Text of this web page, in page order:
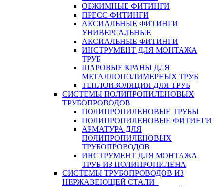
ОБЖИМНЫЕ ФИТИНГИ
ПРЕСС-ФИТИНГИ
АКСИАЛЬНЫЕ ФИТИНГИ
УНИВЕРСАЛЬНЫЕ
АКСИАЛЬНЫЕ ФИТИНГИ
ИНСТРУМЕНТ ДЛЯ МОНТАЖА
ТРУБ
ШАРОВЫЕ КРАНЫ ДЛЯ
МЕТАЛЛОПОЛИМЕРНЫХ ТРУБ
ТЕПЛОИЗОЛЯЦИЯ ДЛЯ ТРУБ
СИСТЕМЫ ПОЛИПРОПИЛЕНОВЫХ
ТРУБОПРОВОДОВ
ПОЛИПРОПИЛЕНОВЫЕ ТРУБЫ
ПОЛИПРОПИЛЕНОВЫЕ ФИТИНГИ
АРМАТУРА ДЛЯ
ПОЛИПРОПИЛЕНОВЫХ
ТРУБОПРОВОДОВ
ИНСТРУМЕНТ ДЛЯ МОНТАЖА
ТРУБ ИЗ ПОЛИПРОПИЛЕНА
СИСТЕМЫ ТРУБОПРОВОДОВ ИЗ
НЕРЖАВЕЮЩЕЙ СТАЛИ